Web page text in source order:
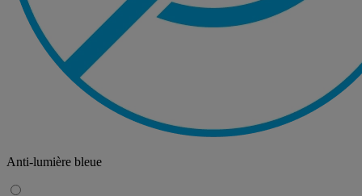
Anti-lumière bleue